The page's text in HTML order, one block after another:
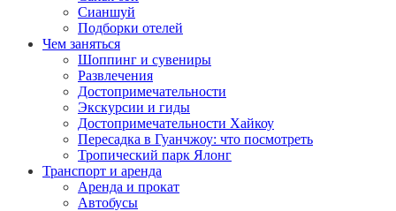
Сианшуй
Подборки отелей
Чем заняться
Шоппинг и сувениры
Развлечения
Достопримечательности
Экскурсии и гиды
Достопримечательности Хайкоу
Пересадка в Гуанчжоу: что посмотреть
Тропический парк Ялонг
Транспорт и аренда
Аренда и прокат
Автобусы